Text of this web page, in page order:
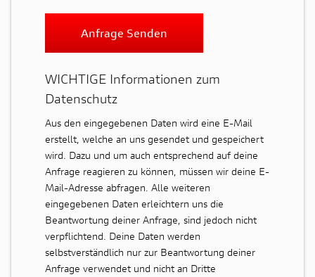
Anfrage Senden
WICHTIGE Informationen zum
Datenschutz
Aus den eingegebenen Daten wird eine E-Mail
erstellt, welche an uns gesendet und gespeichert
wird. Dazu und um auch entsprechend auf deine
Anfrage reagieren zu können, müssen wir deine E-
Mail-Adresse abfragen. Alle weiteren
eingegebenen Daten erleichtern uns die
Beantwortung deiner Anfrage, sind jedoch nicht
verpflichtend. Deine Daten werden
selbstverständlich nur zur Beantwortung deiner
Anfrage verwendet und nicht an Dritte